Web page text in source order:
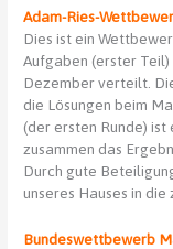
Adam-Ries-
Dies ist ein
Aufgaben (erster
Dezember verteilt.
die Lösungen beim
(der ersten Runde) ist
zusammen das
Durch gute
unseres Hauses in
Bundeswettbewerb